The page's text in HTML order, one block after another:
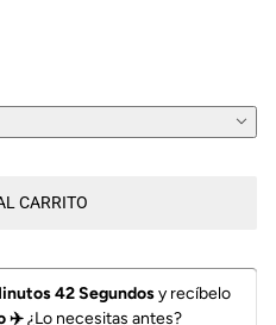
CARRITO
41 Segundos y recíbelo
✈️ ¿Lo necesitas antes?